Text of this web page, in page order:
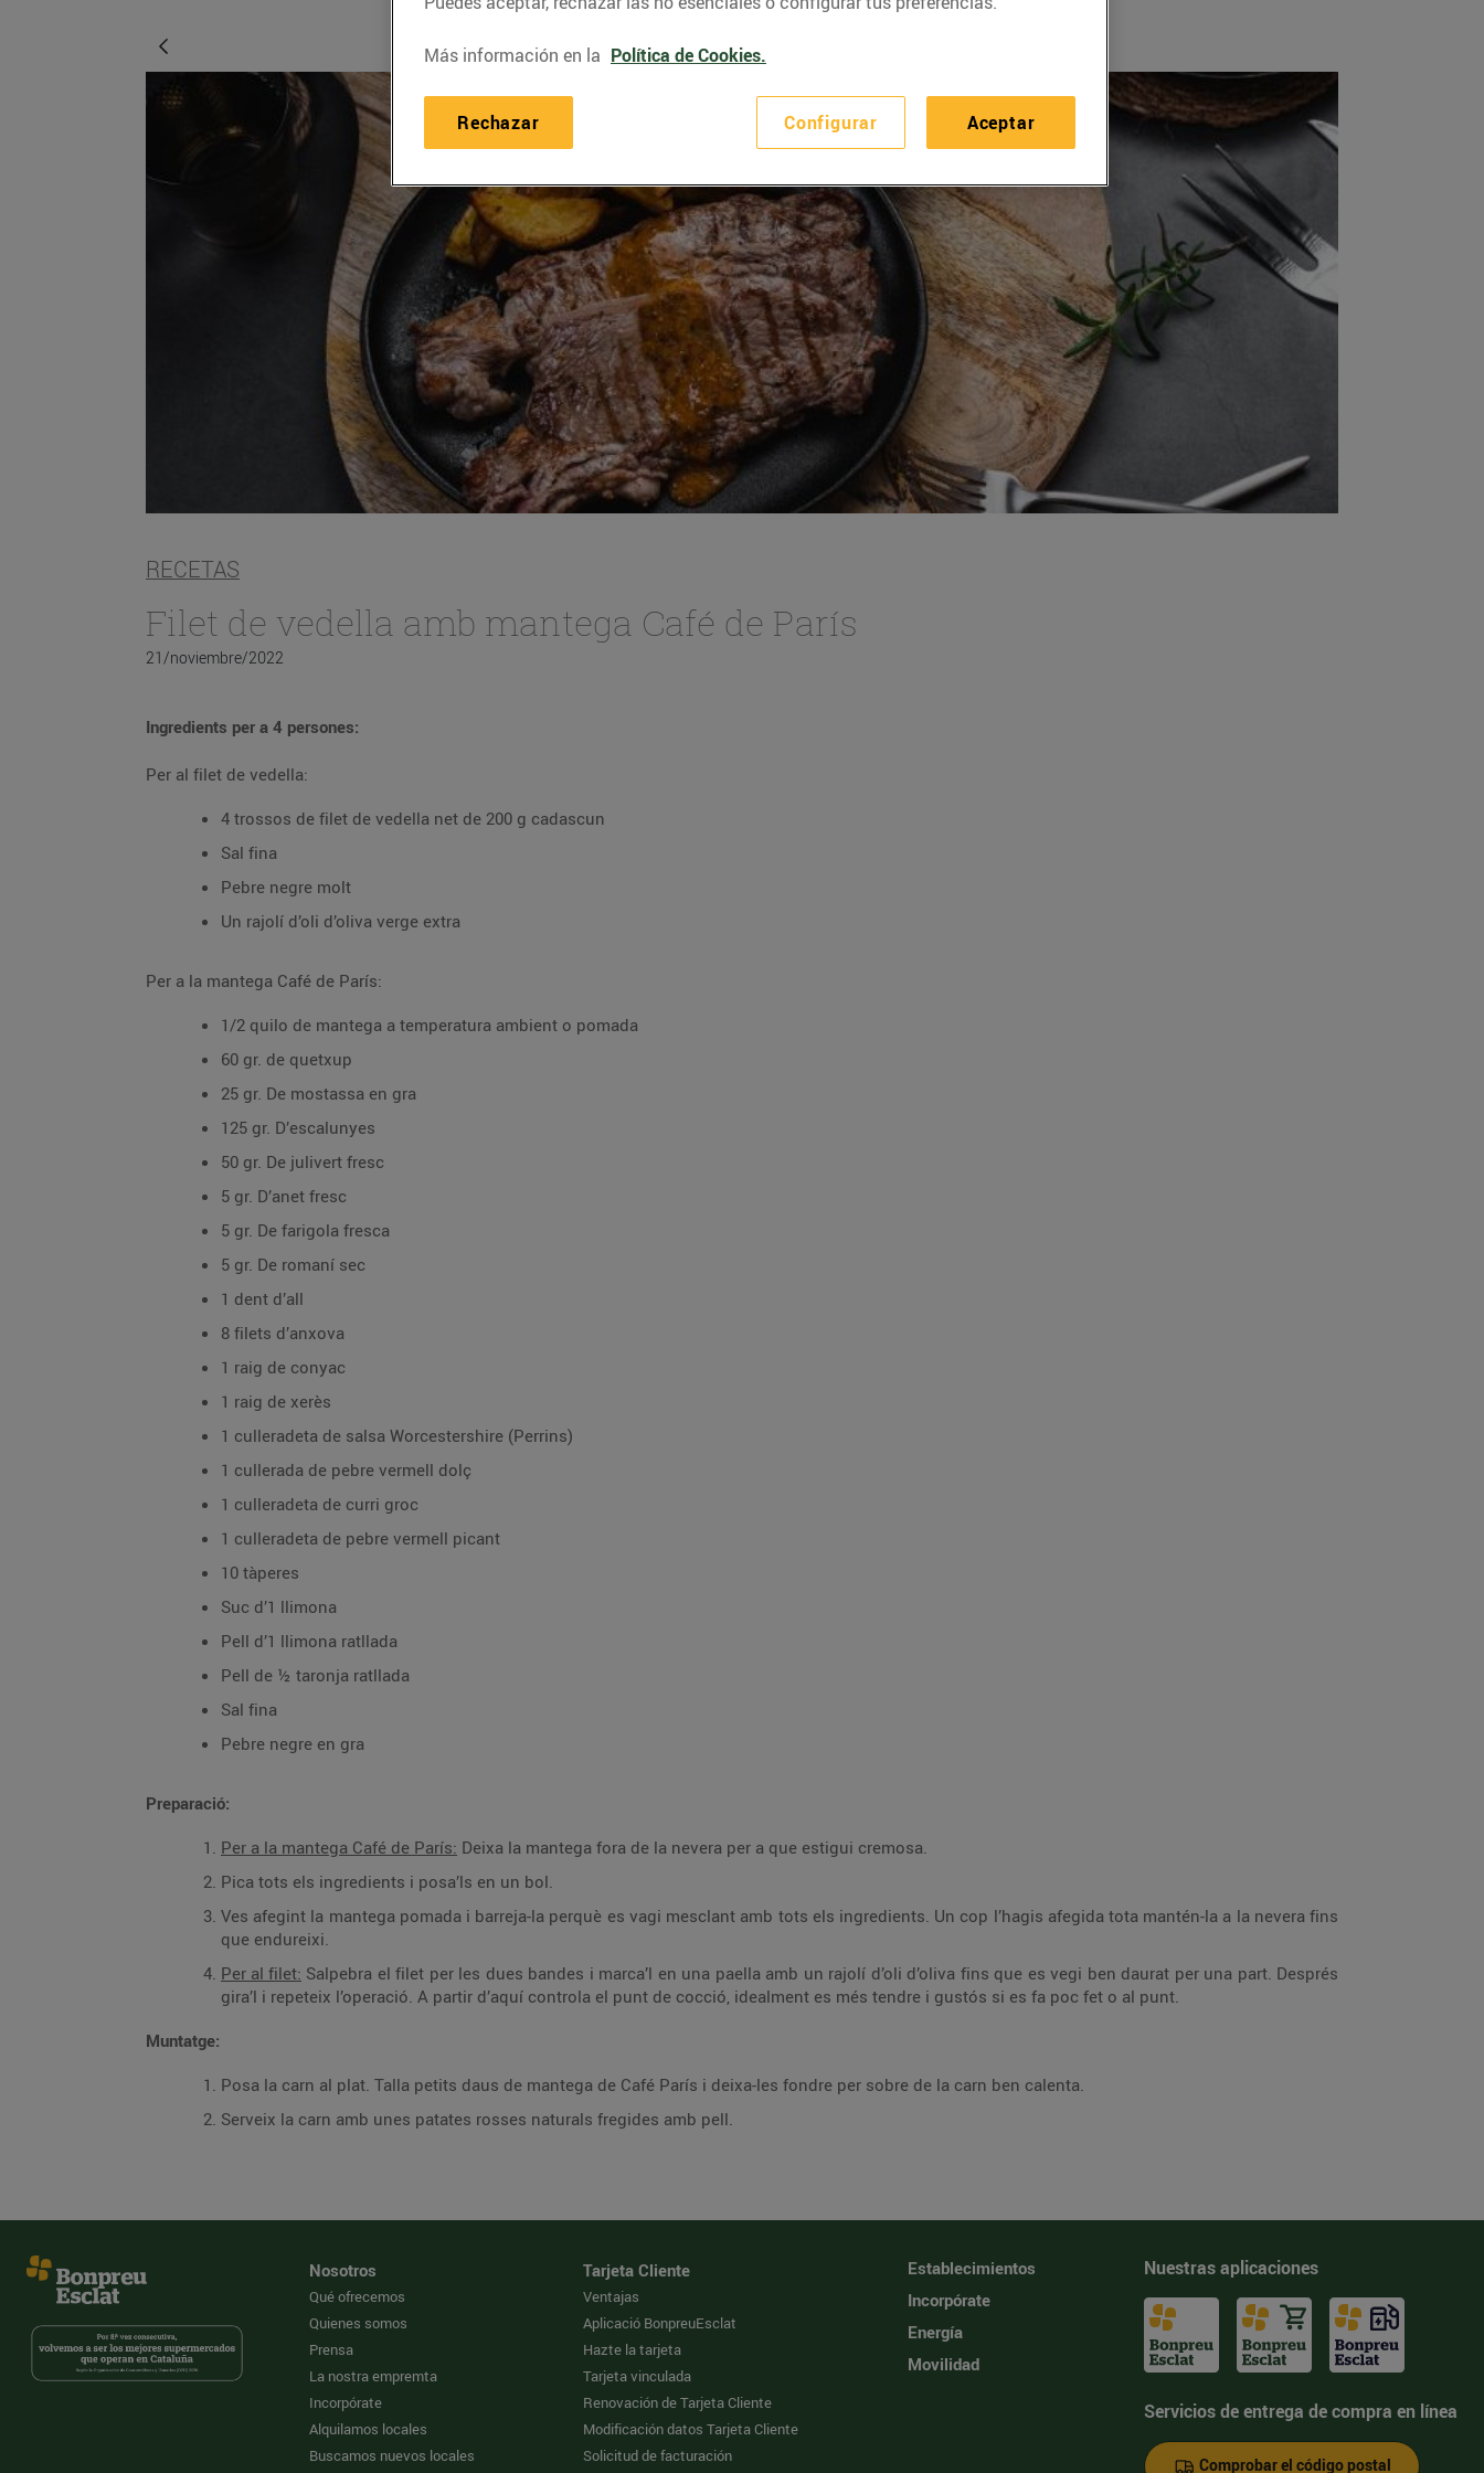
RECETAS
Filet de vedella amb mantega Café de París
21/noviembre/2022
Ingredients per a 4 persones:
Per al filet de vedella:
4 trossos de filet de vedella net de 200 g cadascun
Sal fina
Pebre negre molt
Un rajolí d’oli d’oliva verge extra
Per a la mantega Café de París:
1/2 quilo de mantega a temperatura ambient o pomada
60 gr. de quetxup
25 gr. De mostassa en gra
125 gr. D’escalunyes
50 gr. De julivert fresc
5 gr. D’anet fresc
5 gr. De farigola fresca
5 gr. De romaní sec
1 dent d’all
8 filets d’anxova
1 raig de conyac
1 raig de xerès
1 culleradeta de salsa Worcestershire (Perrins)
1 cullerada de pebre vermell dolç
1 culleradeta de curri groc
1 culleradeta de pebre vermell picant
10 tàperes
Suc d’1 llimona
Pell d’1 llimona ratllada
Pell de ½ taronja ratllada
Sal fina
Pebre negre en gra
Preparació:
Per a la mantega Café de París: Deixa la mantega fora de la nevera per a que estigui cremosa.
Pica tots els ingredients i posa’ls en un bol.
Ves afegint la mantega pomada i barreja-la perquè es vagi mesclant amb tots els ingredients. Un cop l’hagis afegida tota mantén-la a la nevera fins
que endureixi.
Per al filet: Salpebra el filet per les dues bandes i marca’l en una paella amb un rajolí d’oli d’oliva fins que es vegi ben daurat per una part. Després
gira’l i repeteix l’operació. A partir d’aquí controla el punt de cocció, idealment es més tendre i gustós si es fa poc fet o al punt.
Muntatge:
Posa la carn al plat. Talla petits daus de mantega de Café París i deixa-les fondre per sobre de la carn ben calenta.
Serveix la carn amb unes patates rosses naturals fregides amb pell.
Nosotros
Qué ofrecemos
Quienes somos
Prensa
La nostra empremta
Incorpórate
Alquilamos locales
Buscamos nuevos locales
Tarjeta Cliente
Ventajas
Aplicació BonpreuEsclat
Hazte la tarjeta
Tarjeta vinculada
Renovación de Tarjeta Cliente
Modificación datos Tarjeta Cliente
Solicitud de facturación
Establecimientos
Incorpórate
Energía
Movilidad
Nuestras aplicaciones
Servicios de entrega de compra en línea
Comprobar el código postal
Más información en la Política de Cookies.
Configurar
Rechazar Aceptar